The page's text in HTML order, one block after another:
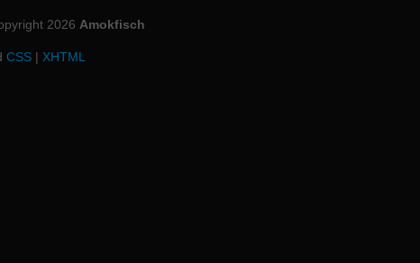
2026 Amokfisch
CSS | XHTML